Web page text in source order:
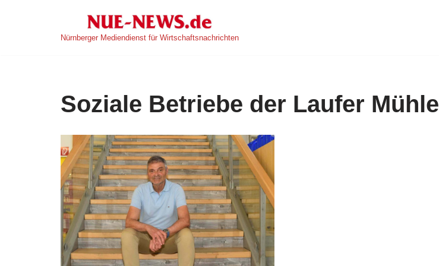
Nürnberger Mediendienst für Wirtschaftsnachrichten
Soziale Betriebe der Laufer Mühle